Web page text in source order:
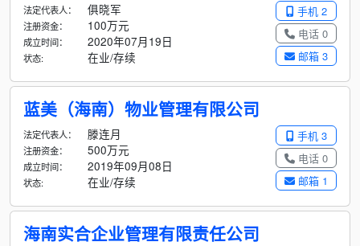
手机 2
电话 0
邮箱 3
法定代表人： 俱晓军
注册资金： 100万元
成立时间： 2020年07月19日
状态: 在业/存续
蓝美（海南）物业管理有限公司
手机 3
电话 0
邮箱 1
法定代表人： 滕连月
注册资金： 500万元
成立时间： 2019年09月08日
状态: 在业/存续
海南实合企业管理有限责任公司